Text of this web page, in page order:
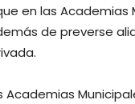
en las
de preverse